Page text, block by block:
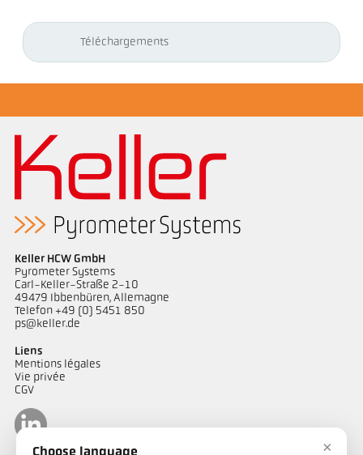
Téléchargements
Keller HCW GmbH
Pyrometer Systems
Carl-Keller-Straße 2-10
49479 Ibbenbüren, Allemagne
Telefon +49 (0) 5451 850
ps@keller.de
Liens
Mentions légales
Vie privée
CGV
×